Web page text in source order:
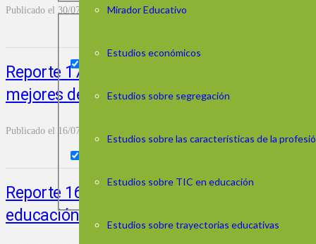
Mirador Educativo
Estudios económicos
Estudios sobre segregación
Estudios sobre las características de la
Estudios sobre TIC en educación
Estudios sobre trayectorias educativas
Publicado el 30/07/2025 LEER MÁS
Reporte 17. ¿Qué factores contribuyen a
mejores desempeños que los esperados?
Publicado el 16/07/2025
Reporte 16. La evolución de las
educación media y su vínculo con los